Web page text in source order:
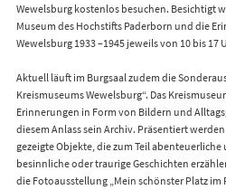
Wewelsburg kostenlos besuchen. Besichtigt
Museum des Hochstifts Paderborn und die
Wewelsburg 1933 –1945 jeweils von 10 bis 17
Aktuell läuft im Burgsaal zudem die
Kreismuseums Wewelsburg“. Das
Erinnerungen in Form von Bildern und
diesem Anlass sein Archiv. Präsentiert
gezeigte Objekte, die zum Teil
besinnliche oder traurige Geschichten
die Fotoausstellung „Mein schönster Platz im